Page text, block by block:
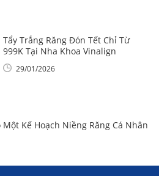
Tẩy Trắng Răng Đón Tết Chỉ Từ
999K Tại Nha Khoa Vinalign
29/01/2026
Kế Hoạch Niềng Răng Cá Nhân